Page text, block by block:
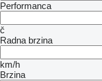
Performanca
č
Radna brzina
km/h
Brzina